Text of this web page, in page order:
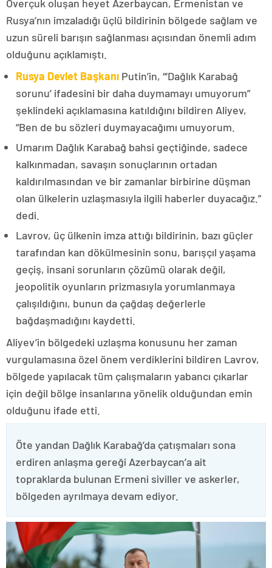
Overçuk oluşan heyet Azerbaycan, Ermenistan ve
Rusya’nın imzaladığı üçlü bildirinin bölgede sağlam ve
uzun süreli barışın sağlanması açısından önemli adım
olduğunu açıklamıştı.
Rusya Devlet Başkanı Putin’in, “‘Dağlık Karabağ
sorunu’ ifadesini bir daha duymamayı umuyorum”
şeklindeki açıklamasına katıldığını bildiren Aliyev,
“Ben de bu sözleri duymayacağımı umuyorum.
Umarım Dağlık Karabağ bahsi geçtiğinde, sadece
kalkınmadan, savaşın sonuçlarının ortadan
kaldırılmasından ve bir zamanlar birbirine düşman
olan ülkelerin uzlaşmasıyla ilgili haberler duyacağız.”
dedi.
Lavrov, üç ülkenin imza attığı bildirinin, bazı güçler
tarafından kan dökülmesinin sonu, barışçıl yaşama
geçiş, insani sorunların çözümü olarak değil,
jeopolitik oyunların prizmasıyla yorumlanmaya
çalışıldığını, bunun da çağdaş değerlerle
bağdaşmadığını kaydetti.
Aliyev’in bölgedeki uzlaşma konusunu her zaman
vurgulamasına özel önem verdiklerini bildiren Lavrov,
bölgede yapılacak tüm çalışmaların yabancı çıkarlar
için değil bölge insanlarına yönelik olduğundan emin
olduğunu ifade etti.
Öte yandan Dağlık Karabağ’da çatışmaları sona
erdiren anlaşma gereği Azerbaycan’a ait
topraklarda bulunan Ermeni siviller ve askerler,
bölgeden ayrılmaya devam ediyor.